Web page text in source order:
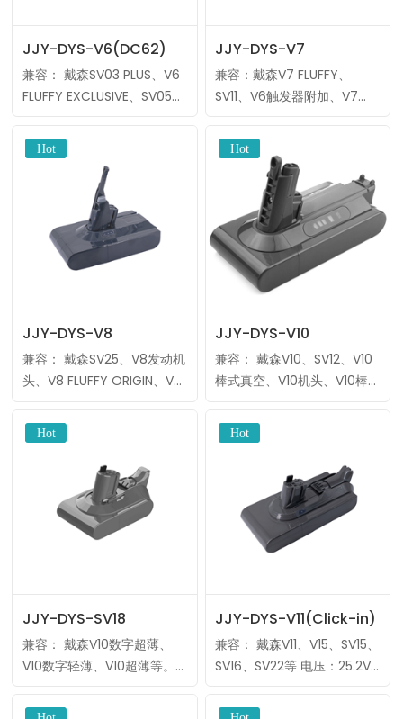
JJY-DYS-V6(DC62)
兼容： 戴森SV03 PLUS、V6
FLUFFY EXCLUSIVE、SV05、
压：21.6V 类型：锂离子 制造
商：标准电波 MOQ：……
JJY-DYS-V7
兼容：戴森V7 FLUFFY、
SV11、V6触发器附加、V7
21.6V 类型：锂离子 制造商：
标准电波 MOQ：10件
OEM/ODM：标……
JJY-DYS-V8
兼容： 戴森SV25、V8发动机
头、V8 FLUFFY ORIGIN、V8
21.6V 类型：锂离子 制造商：
JJY-DYS-V10
兼容： 戴森V10、SV12、V10
棒式真空、V10机头、V10棒
型：锂离子 制造商：标准电
波 MOQ：10件
OEM/ODM：标签、包装……
JJY-DYS-SV18
兼容： 戴森V10数字超薄、
V10数字轻薄、V10超薄等。
造商：标准电波 MOQ：10件
JJY-DYS-V11(Click-in)
兼容： 戴森V11、V15、SV15、
SV16、SV22等 电压：25.2V
电波 MOQ：10件